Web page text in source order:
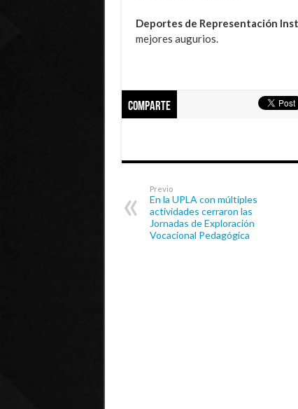
Deportes de Representación
mejores augurios.
Comparte
Previo
En la UPLA con múltiples
actividades cerraron las
Jornadas de Exploración
Vocacional Pedagógica